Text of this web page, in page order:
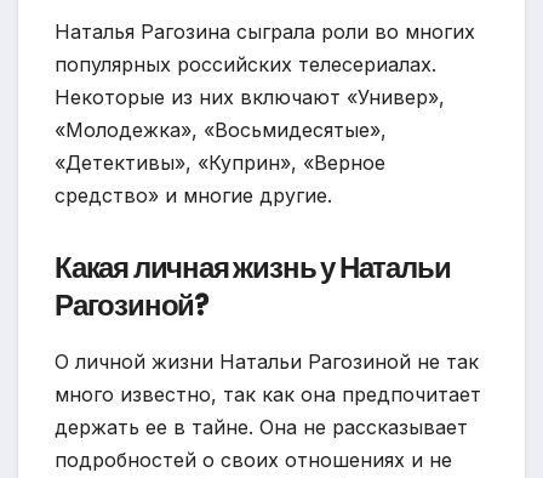
Наталья Рагозина сыграла роли во многих
популярных российских телесериалах.
Некоторые из них включают «Универ»,
«Молодежка», «Восьмидесятые»,
«Детективы», «Куприн», «Верное
средство» и многие другие.
Какая личная жизнь у Натальи
Рагозиной?
О личной жизни Натальи Рагозиной не так
много известно, так как она предпочитает
держать ее в тайне. Она не рассказывает
подробностей о своих отношениях и не